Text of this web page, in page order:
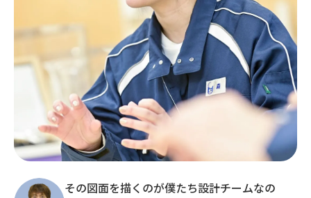
その図面を描くのが僕たち設計チームなの